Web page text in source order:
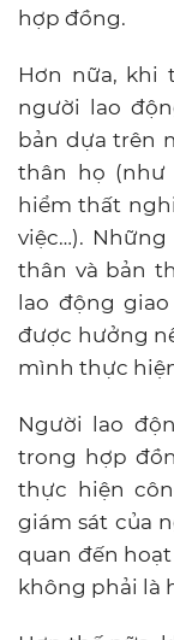
hợp đồng.
Hơn nữa, khi
người lao
bản dựa trên
thân họ (như
hiểm thất
việc…).
thân và bản
lao động
được hưởng
mình thực
Người lao
trong hợp
thực hiện
giám sát của
quan đến
không phải là